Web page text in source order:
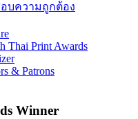
บความถูกต้อง
Thai Print Awards
& Patrons
Winner